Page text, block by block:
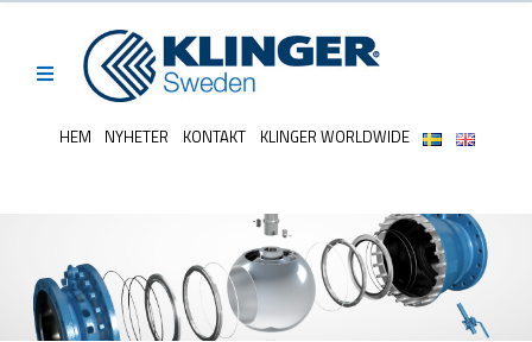
HEM NYHETER KONTAKT KLINGER WORLDWIDE